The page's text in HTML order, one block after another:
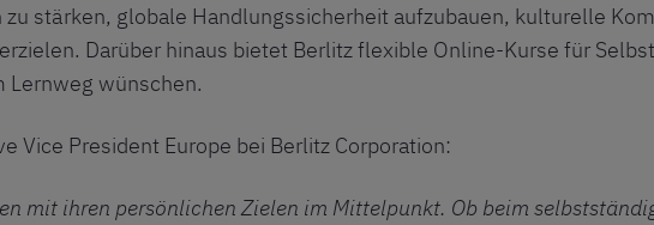
stärken, globale Handlungssicherheit aufzubauen, kulturelle
Darüber hinaus bietet Berlitz flexible Online-Kurse für
wünschen.
Vice President Europe bei Berlitz Corporation:
mit ihren persönlichen Zielen im Mittelpunkt. Ob beim